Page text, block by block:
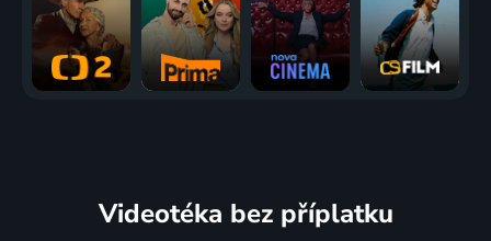
Videotéka bez příplatku